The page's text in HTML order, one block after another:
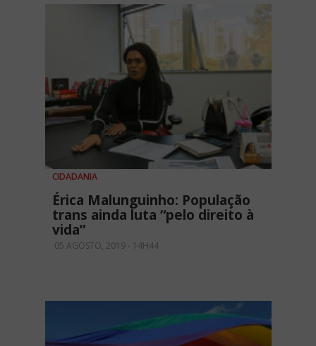
CIDADANIA
Érica Malunguinho: População
trans ainda luta “pelo direito à
vida”
05 AGOSTO, 2019 - 14H44